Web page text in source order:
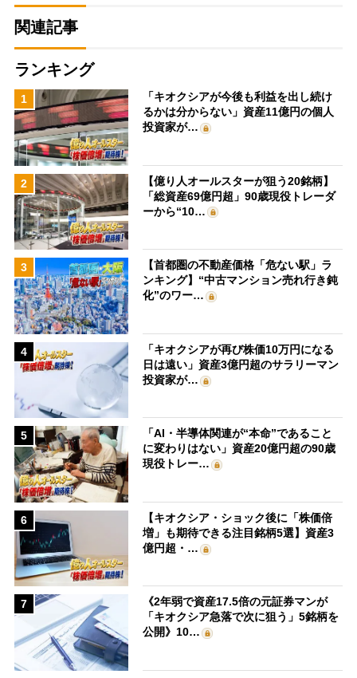
関連記事
ランキング
1
「キオクシアが今後も利益を出し続け
るかは分からない」資産11億円の個人
投資家が…
2
【億り人オールスターが狙う20銘柄】
「総資産69億円超」90歳現役トレーダ
ーから“10…
3
【首都圏の不動産価格「危ない駅」ラ
ンキング】“中古マンション売れ行き鈍
化”のワー…
4
「キオクシアが再び株価10万円になる
日は遠い」資産3億円超のサラリーマン
投資家が…
5
「AI・半導体関連が“本命”であること
に変わりはない」資産20億円超の90歳
現役トレー…
6
【キオクシア・ショック後に「株価倍
増」も期待できる注目銘柄5選】資産3
億円超・…
7
《2年弱で資産17.5倍の元証券マンが
「キオクシア急落で次に狙う」5銘柄を
公開》10…